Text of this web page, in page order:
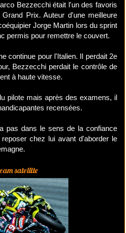
Bezzecchi était l'un des favoris
Prix. Auteur d'une meilleure
Jorge Martin lors du sprint
permis pour remettre le couvert.
continue pour l'Italien. Il perdait 2e
Bezzecchi perdait le contrôle de
à haute vitesse.
pilote mais après des examens, il
recensées.
pas dans le sens de la confiance
chez lui avant d'aborder le
satellite